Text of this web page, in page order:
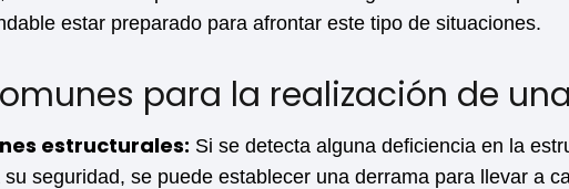
estar preparado para afrontar este tipo de situaciones.
para la realización de
estructurales: Si se detecta alguna deficiencia en la
seguridad, se puede establecer una derrama para llevar a